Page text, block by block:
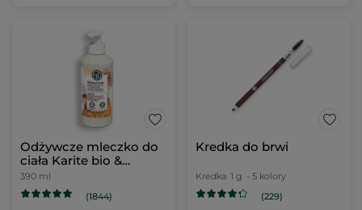
Odżywcze mleczko do
ciała Karite bio &
Nagietek bio
390 ml
(1844)
Kredka do brwi
Kredka 1 g - 5 kolory
(229)